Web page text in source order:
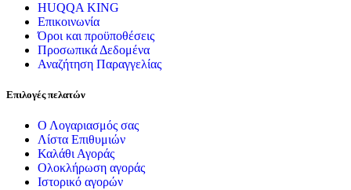
HUQQA KING
Επικοινωνία
Όροι και προϋποθέσεις
Προσωπικά Δεδομένα
Αναζήτηση Παραγγελίας
Επιλογές πελατών
Ο Λογαριασμός σας
Λίστα Επιθυμιών
Καλάθι Αγοράς
Ολοκλήρωση αγοράς
Ιστορικό αγορών